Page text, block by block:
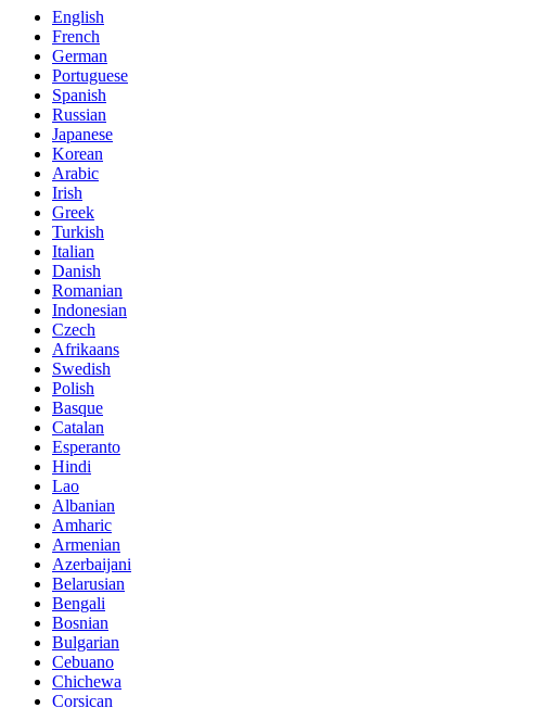
English
French
German
Portuguese
Spanish
Russian
Japanese
Korean
Arabic
Irish
Greek
Turkish
Italian
Danish
Romanian
Indonesian
Czech
Afrikaans
Swedish
Polish
Basque
Catalan
Esperanto
Hindi
Lao
Albanian
Amharic
Armenian
Azerbaijani
Belarusian
Bengali
Bosnian
Bulgarian
Cebuano
Chichewa
Corsican